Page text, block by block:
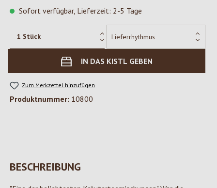
Sofort verfügbar, Lieferzeit: 2-5 Tage
IN DAS KISTL GEBEN
Zum Merkzettel hinzufügen
Produktnummer: 10800
BESCHREIBUNG